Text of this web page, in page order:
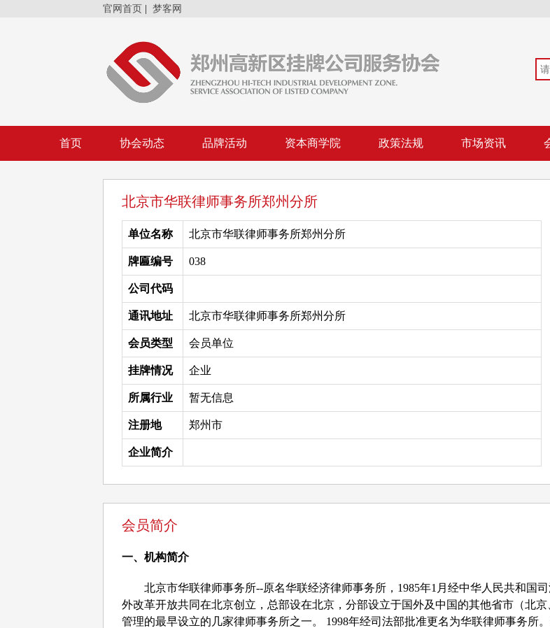
官网首页 梦客网
首页 协会动态 品牌活动 资本商学院 政策法规 市场资讯
北京市华联律师事务所郑州分所
单位名称 北京市华联律师事务所郑州分所
牌匾编号 038
公司代码
通讯地址 北京市华联律师事务所郑州分所
会员类型 会员单位
挂牌情况 企业
所属行业 暂无信息
注册地 郑州市
企业简介
会员简介
一、机构简介
北京市华联律师事务所--原名华联经济律师事务所， 1985年1 月经中华人民共和国
外改革开放共同在北京创立， 总部设在北京，分部设立于国外及中国的其他省市（北京
管理的最早设立的几家律师事务所之一。
1998年经司法部批准更名为华联律师事务所